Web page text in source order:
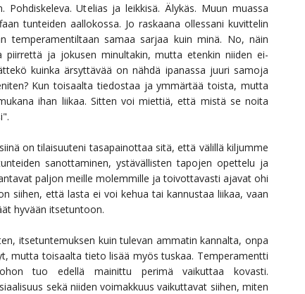
Pohdiskeleva. Utelias ja leikkisä. Älykäs. Muun muassa
tunteiden aallokossa. Jo raskaana ollessani kuvittelin
temperamentiltaan samaa sarjaa kuin minä. No, näin
ja jokusen minultakin, mutta etenkin niiden ei-
kuinka ärsyttävää on nähdä ipanassa juuri samoja
Kun toisaalta tiedostaa ja ymmärtää toista, mutta
ihan liikaa. Sitten voi miettiä, että mistä se noita
on tilaisuuteni tasapainottaa sitä, että välillä kiljumme
sanottaminen, ystävällisten tapojen opettelu ja
paljon meille molemmille ja toivottavasti ajavat ohi
siihen, että lasta ei voi kehua tai kannustaa liikaa, vaan
hyvään itsetuntoon.
itsetuntemuksen kuin tulevan ammatin kannalta, onpa
mutta toisaalta tieto lisää myös tuskaa. Temperamentti
tuo edellä mainittu perimä vaikuttaa kovasti.
sekä niiden voimakkuus vaikuttavat siihen, miten